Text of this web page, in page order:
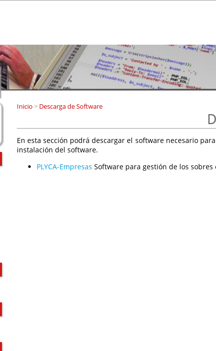
Inicio >Descarga de Software
En esta sección podrá descargar el software necesario
instalación del software.
PLYCA-Empresas Software para gestión de los sobres